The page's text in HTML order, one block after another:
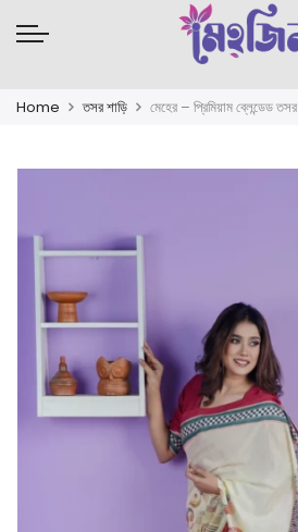
Home তসর শাড়ি মেহের – প্রিমিয়াম ব্লেন্ডেড তসর